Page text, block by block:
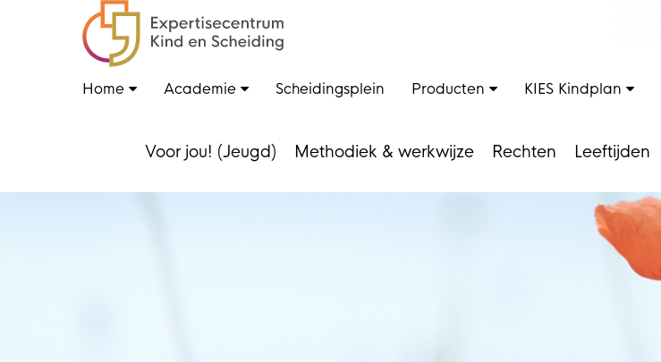
Home Academie Scheidingsplein Producten KIES Kindplan
Voor jou! (Jeugd) Methodiek & werkwijze Rechten Leeftijden